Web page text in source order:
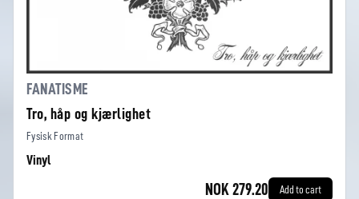
FANATISME
Tro, håp og kjærlighet
Fysisk Format
Vinyl
NOK 279.20 Add to cart